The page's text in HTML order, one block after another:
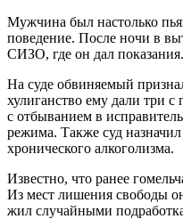
Мужчина был настолько
поведение. После ночи в
СИЗО, где он дал показания.
На суде обвиняемый
хулиганство ему дали три
с отбыванием в
режима. Также суд
хронического алкоголизма.
Известно, что ранее
Из мест лишения свободы
жил случайными